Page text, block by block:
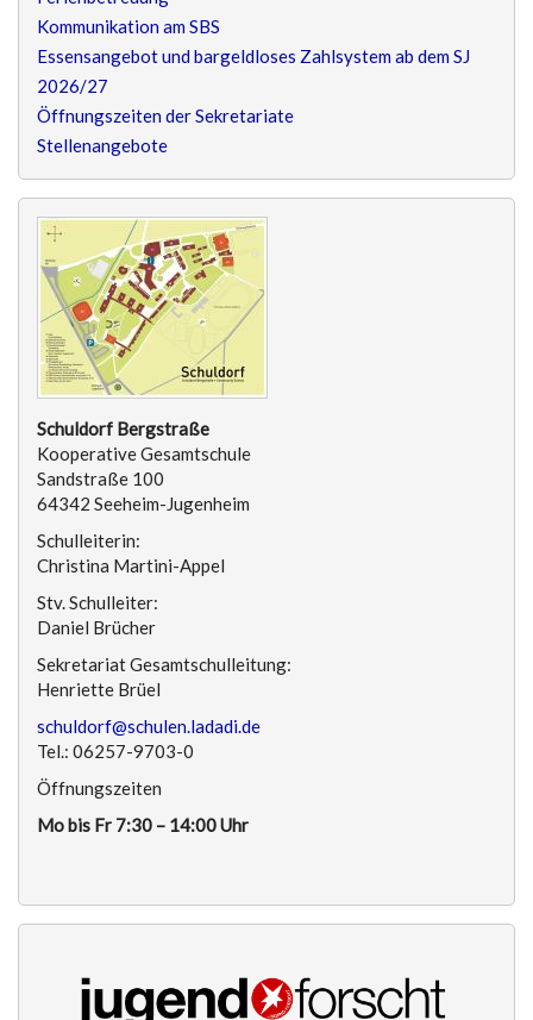
Kommunikation am SBS
Essensangebot und bargeldloses Zahlsystem ab dem SJ
2026/27
Öffnungszeiten der Sekretariate
Stellenangebote
Schuldorf Bergstraße
Kooperative Gesamtschule
Sandstraße 100
64342 Seeheim-Jugenheim
Schulleiterin:
Christina Martini-Appel
Stv. Schulleiter:
Daniel Brücher
Sekretariat Gesamtschulleitung:
Henriette Brüel
schuldorf@schulen.ladadi.de
Tel.: 06257-9703-0
Öffnungszeiten
Mo bis Fr 7:30 – 14:00 Uhr